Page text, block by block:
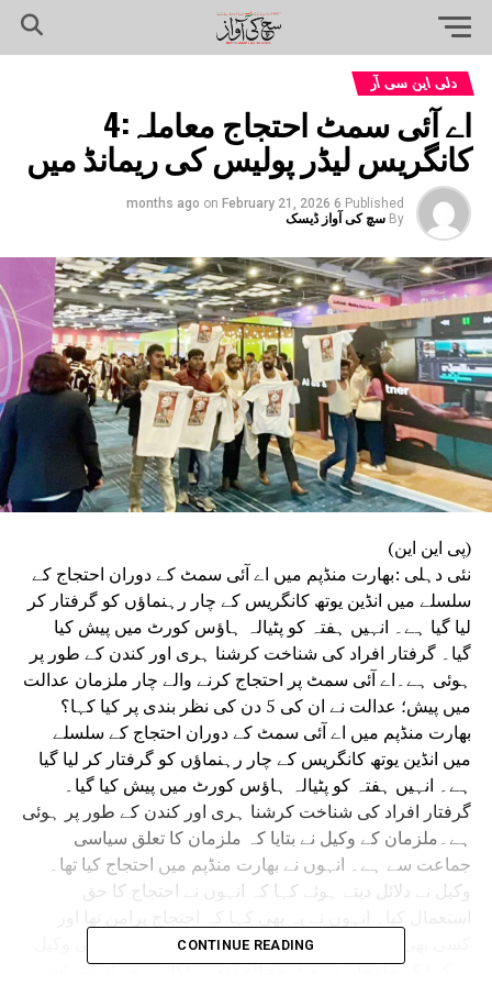
دلی این سی آر
اے آئی سمٹ احتجاج معاملہ:4
کانگریس لیڈر پولیس کی ریمانڈ میں
Published
6 months ago
on February 21, 2026
By سچ کی آواز ڈیسک
(پی این این)
نئی دہلی :بھارت منڈپم میں اے آئی سمٹ کے دوران احتجاج کے
سلسلے میں انڈین یوتھ کانگریس کے چار رہنماؤں کو گرفتار کر
لیا گیا ہے۔ انہیں ہفتہ کو پٹیالہ ہاؤس کورٹ میں پیش کیا
گیا۔ گرفتار افراد کی شناخت کرشنا ہری اور کندن کے طور پر
ہوئی ہے۔اے آئی سمٹ پر احتجاج کرنے والے چار ملزمان عدالت
میں پیش؛ عدالت نے ان کی 5 دن کی نظر بندی پر کیا کہا؟
بھارت منڈپم میں اے آئی سمٹ کے دوران احتجاج کے سلسلے
میں انڈین یوتھ کانگریس کے چار رہنماؤں کو گرفتار کر لیا گیا
ہے۔ انہیں ہفتہ کو پٹیالہ ہاؤس کورٹ میں پیش کیا گیا۔
گرفتار افراد کی شناخت کرشنا ہری اور کندن کے طور پر ہوئی
ہے۔ملزمان کے وکیل نے بتایا کہ ملزمان کا تعلق سیاسی
جماعت سے ہے۔ انہوں نے بھارت منڈپم میں احتجاج کیا تھا۔
وکیل نے دلائل دیتے ہوئے کہا کہ انہوں نے احتجاج کا حق
کسی بھی ویڈیو میں تشدد نہیں دکھایا گیا۔تاہم حکومتی وکیل
نے کہا کہ ملزمان نے ملک مخالف نعرے لگائے۔ وہ ٹی شرٹس
CONTINUE READING